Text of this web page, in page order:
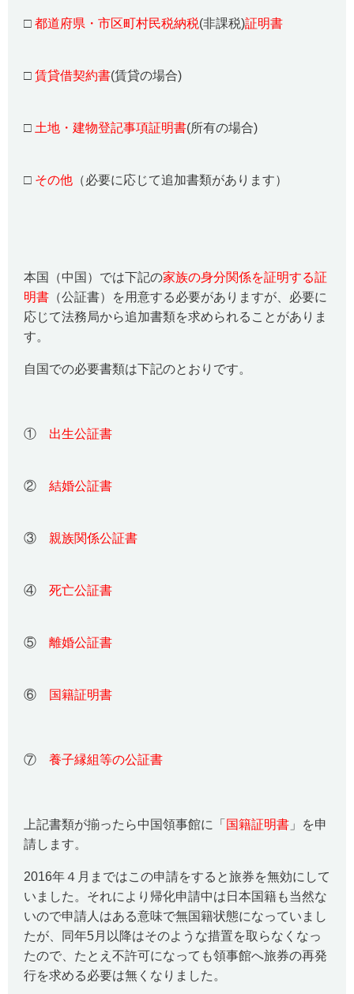
□ 都道府県・市区町村民税納税(非課税)証明書
□ 賃貸借契約書(賃貸の場合)
□ 土地・建物登記事項証明書(所有の場合)
□ その他 （必要に応じて追加書類があります）
本国（中国）では下記の家族の身分関係を証明する証
明書 （公証書）を用意する必要がありますが、必要に
応じて法務局から追加書類を求められることがありま
す。
自国での必要書類は下記のとおりです。
① 出生公証書
② 結婚公証書
③ 親族関係公証書
④ 死亡公証書
⑤ 離婚公証書
⑥ 国籍証明書
⑦ 養子縁組等の公証書
上記書類が揃ったら中国領事館に「 国籍証明書 」を申
請します。
2016年４月まではこの申請をすると旅券を無効にして
いました。それにより帰化申請中は日本国籍も当然な
いので申請人はある意味で無国籍状態になっていまし
たが、同年5月以降はそのような措置を取らなくなっ
たので、たとえ不許可になっても領事館へ旅券の再発
行を求める必要は無くなりました。